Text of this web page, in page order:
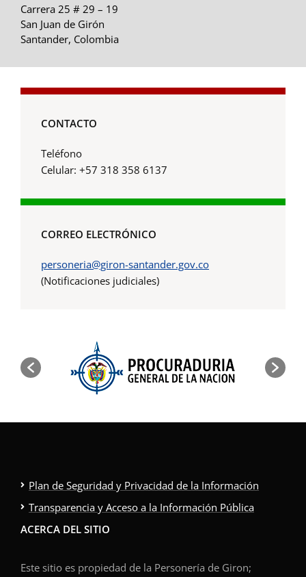
Carrera 25 # 29 – 19
San Juan de Girón
Santander, Colombia
CONTACTO
Teléfono
Celular: +57 318 358 6137
CORREO ELECTRÓNICO
personeria@giron-santander.gov.co
(Notificaciones judiciales)
Plan de Seguridad y Privacidad de la Información
Transparencia y Acceso a la Información Pública
ACERCA DEL SITIO
Este sitio es propiedad de la Personería de Giron;